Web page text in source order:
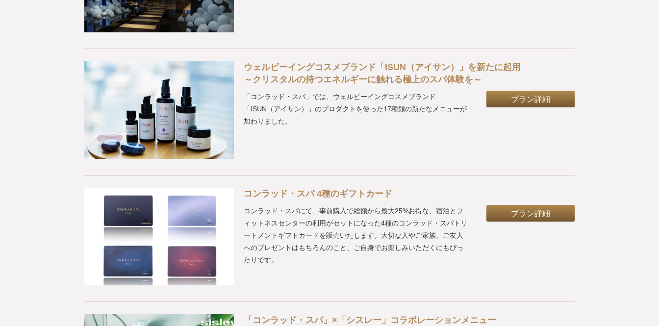
ウェルビーイングコスメブランド「ISUN（アイサン）」を新たに起用
～クリスタルの持つエネルギーに触れる極上のスパ体験を～
「コンラッド・スパ」では、ウェルビーイングコスメブランド
「ISUN（アイサン）」のプロダクトを使った17種類の新たなメニューが
加わりました。
プラン詳細
コンラッド・スパ 4種のギフトカード
コンラッド・スパにて、事前購入で総額から最大25%お得な、宿泊とフ
ィットネスセンターの利用がセットになった4種のコンラッド・スパトリ
ートメントギフトカードを販売いたします。大切な人やご家族、ご友人
へのプレゼントはもちろんのこと、ご自身でお楽しみいただくにもぴっ
たりです。
プラン詳細
「コンラッド・スパ」×「シスレー」コラボレーションメニュー